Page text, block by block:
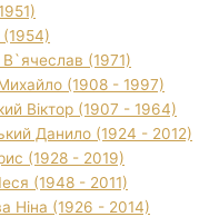
(1954)
В`ячеслав (1971)
(1908 - 1997)
Віктор (1907 - 1964)
Данило (1924 - 2012)
(1928 - 2019)
(1948 - 2011)
Ніна (1926 - 2014)